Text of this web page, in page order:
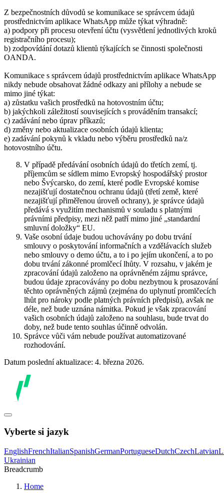
Z bezpečnostních důvodů se komunikace se správcem údajů
prostřednictvím aplikace WhatsApp může týkat výhradně:
a) podpory při procesu otevření účtu (vysvětlení jednotlivých kroků
registračního procesu);
b) zodpovídání dotazů klientů týkajících se činnosti společnosti
OANDA.
Komunikace s správcem údajů prostřednictvím aplikace WhatsApp
nikdy nebude obsahovat žádné odkazy ani přílohy a nebude se
mimo jiné týkat:
a) zůstatku vašich prostředků na hotovostním účtu;
b) jakýchkoli záležitostí souvisejících s prováděním transakcí;
c) zadávání nebo úprav příkazů;
d) změny nebo aktualizace osobních údajů klienta;
e) zadávání pokynů k vkladu nebo výběru prostředků na/z
hotovostního účtu.
V případě předávání osobních údajů do třetích zemí, tj.
příjemcům se sídlem mimo Evropský hospodářský prostor
nebo Švýcarsko, do zemí, které podle Evropské komise
nezajišťují dostatečnou ochranu údajů (třetí země, které
nezajišťují přiměřenou úroveň ochrany), je správce údajů
předává s využitím mechanismů v souladu s platnými
právními předpisy, mezi něž patří mimo jiné „standardní
smluvní doložky“ EU.
Vaše osobní údaje budou uchovávány po dobu trvání
smlouvy o poskytování informačních a vzdělávacích služeb
nebo smlouvy o demo účtu, a to i po jejím ukončení, a to po
dobu trvání zákonné promlčecí lhůty. V rozsahu, v jakém je
zpracování údajů založeno na oprávněném zájmu správce,
budou údaje zpracovávány po dobu nezbytnou k prosazování
těchto oprávněných zájmů (zejména do uplynutí promlčecích
lhůt pro nároky podle platných právních předpisů), avšak ne
déle, než bude uznána námitka. Pokud je však zpracování
vašich osobních údajů založeno na souhlasu, bude trvat do
doby, než bude tento souhlas účinně odvolán.
Správce vůči vám nebude používat automatizované
rozhodování.
Datum poslední aktualizace: 4. března 2026.
Vyberte si jazyk
EnglishFrenchItalianSpanishGermanPortugueseDutchCzechLatvian
Ukrainian
Breadcrumb
Home